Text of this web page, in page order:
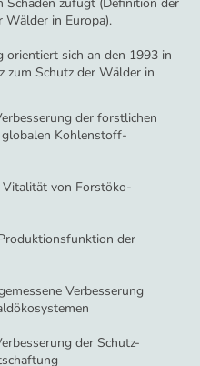
Wälder in Europa).
sich an den 1993 in
zum Schutz der Wälder in
der forstlichen
Kohlenstoff-
Vitalität von Forstöko-
der
Verbesserung
der Schutz-